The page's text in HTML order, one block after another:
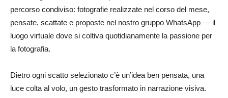
percorso condiviso: fotografie realizzate nel corso del mese,
pensate, scattate e proposte nel nostro gruppo WhatsApp — il
luogo virtuale dove si coltiva quotidianamente la passione per
la fotografia.
Dietro ogni scatto selezionato c’è un’idea ben pensata, una
luce colta al volo, un gesto trasformato in narrazione visiva.